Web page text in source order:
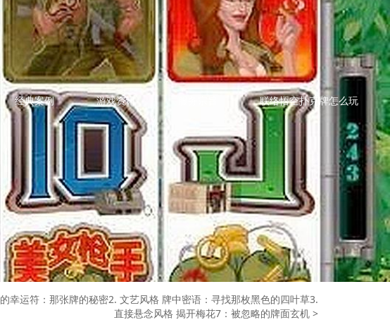
经典案例 游戏资讯 联络悟空扑克牌怎么玩
幸运符：那张牌的秘密2. 文艺风格 牌中密语：寻找那枚黑色的四叶草3.
直接悬念风格 揭开梅花7：被忽略的牌面玄机 >